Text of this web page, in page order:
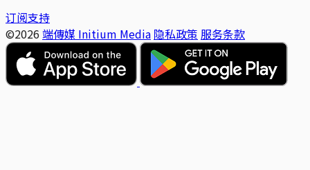
订阅支持
©2026 端傳媒 Initium Media 隐私政策 服务条款